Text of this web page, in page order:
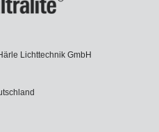
Lichttechnik GmbH